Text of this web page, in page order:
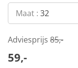
Maat : 32
Adviesprijs 85,-
59,-